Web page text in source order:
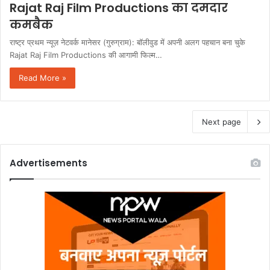
Rajat Raj Film Productions का दमदार
कमबैक
राष्ट्र प्रथम न्यूज़ नेटवर्क मानेसर (गुरुग्राम): बॉलीवुड में अपनी अलग पहचान बना चुके
Rajat Raj Film Productions की आगामी फिल्म…
Read More »
Next page
Advertisements